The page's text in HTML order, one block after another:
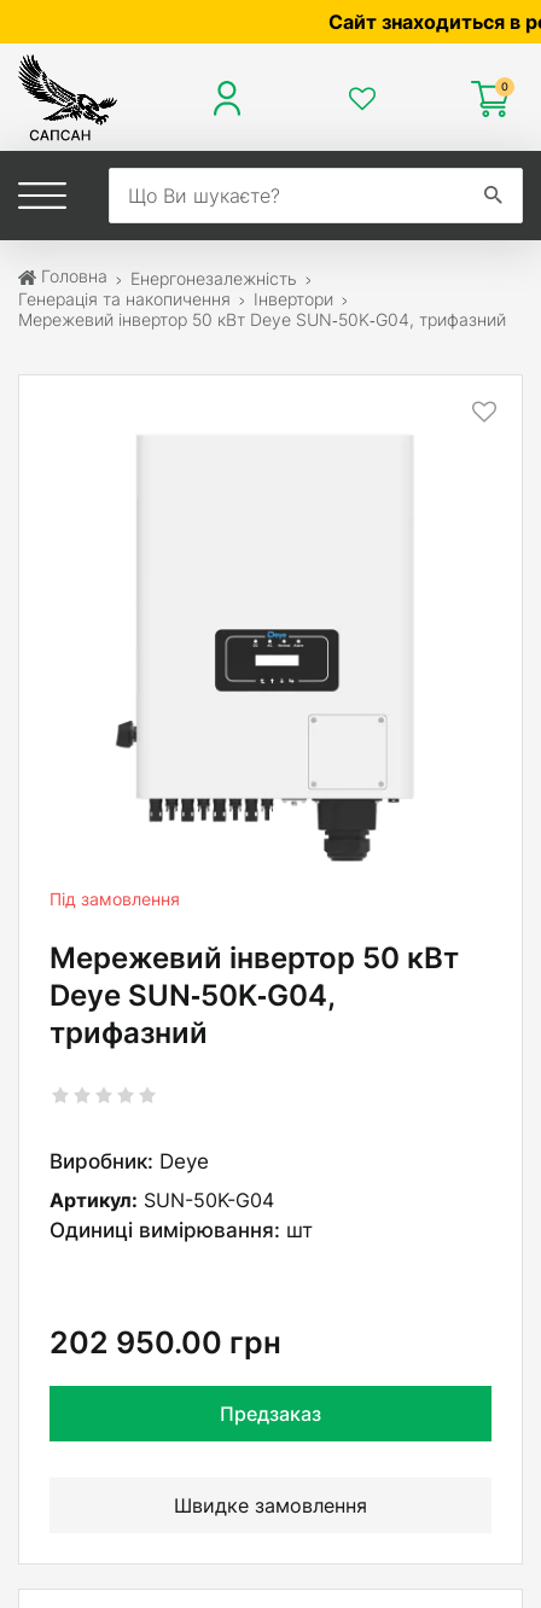
Сайт знаходиться в
0
Головна
Енергонезалежність
Генерація та накопичення
Інвертори
Мережевий інвертор 50 кВт Deye SUN‑50K‑G04, трифазний
Під замовлення
Мережевий інвертор 50 кВт
Deye SUN‑50K‑G04,
трифазний
Виробник: Deye
Артикул: SUN-50K-G04
Одиниці вимірювання: шт
202 950.00 грн
Предзаказ
Швидке замовлення